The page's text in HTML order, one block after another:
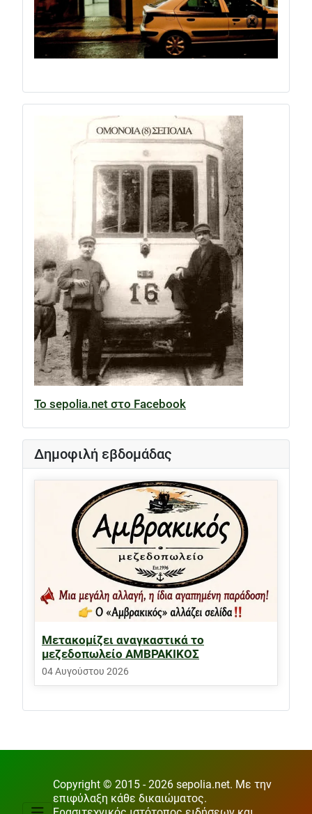
Το sepolia.net στο Facebook
Δημοφιλή εβδομάδας
Μετακομίζει αναγκαστικά το
μεζεδοπωλείο ΑΜΒΡΑΚΙΚΟΣ
04 Αυγούστου 2026
Copyright © 2015 - 2026 sepolia.net. Με την
επιφύλαξη κάθε δικαιώματος.